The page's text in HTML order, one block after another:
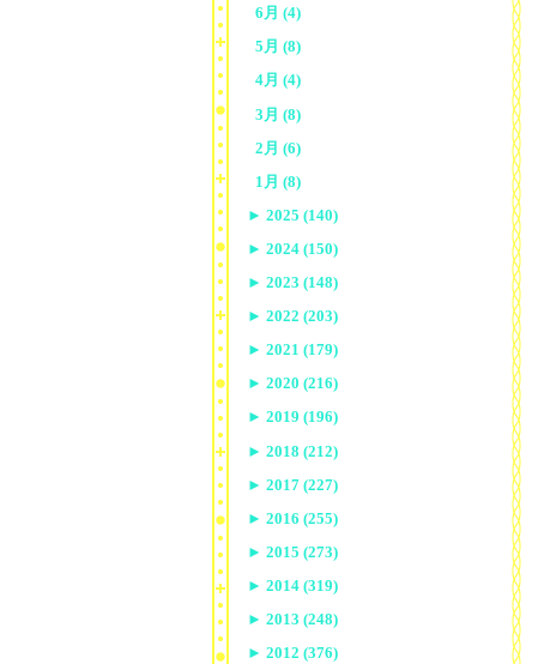
6月 (4)
5月 (8)
4月 (4)
3月 (8)
2月 (6)
1月 (8)
► 2025 (140)
► 2024 (150)
► 2023 (148)
► 2022 (203)
► 2021 (179)
► 2020 (216)
► 2019 (196)
► 2018 (212)
► 2017 (227)
► 2016 (255)
► 2015 (273)
► 2014 (319)
► 2013 (248)
► 2012 (376)